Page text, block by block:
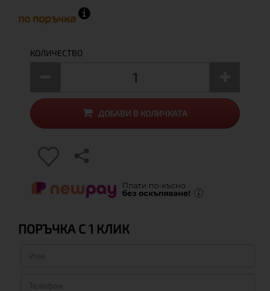
по поръчка
КОЛИЧЕСТВО
ДОБАВИ В КОЛИЧКАТА
ПОРЪЧКА С 1 КЛИК